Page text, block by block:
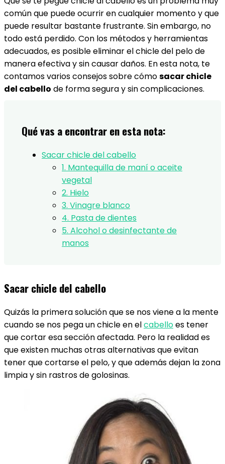
común que puede ocurrir en cualquier momento y que
puede resultar bastante frustrante. Sin embargo, no
todo está perdido. Con los métodos y herramientas
adecuados, es posible eliminar el chicle del pelo de
manera efectiva y sin causar daños. En esta nota, te
contamos varios consejos sobre cómosacar chicle
del cabello de forma segura y sin complicaciones.
Qué vas a encontrar en esta nota:
Sacar chicle del cabello
1. Mantequilla de maní o aceite
vegetal
2. Hielo
3. Vinagre blanco
4. Pasta de dientes
5. Alcohol o desinfectante de
manos
Sacar chicle del cabello
Quizás la primera solución que se nos viene a la mente
cuando se nos pega un chicle en elcabelloes tener
que cortar esa sección afectada. Pero la realidad es
que existen muchas otras alternativas que evitan
tener que cortarse el pelo, y que además dejan la zona
limpia y sin rastros de golosinas.